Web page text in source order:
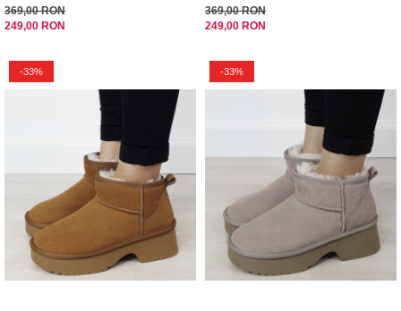
369,00 RON
249,00 RON
369,00 RON
249,00 RON
-33% -33%